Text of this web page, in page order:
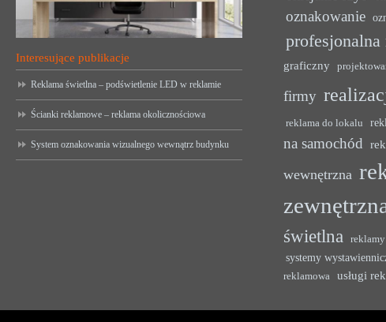
Interesujące publikacje
Reklama świetlna – podświetlenie LED w reklamie
Ścianki reklamowe – reklama okolicznościowa
System oznakowania wizualnego wewnątrz budynku
oznakowanie
profesjonalna
graficzny
firmy
reklama do lokalu
na samochód
wewnętrzna
świetlna
systemy
reklamowa
usługi